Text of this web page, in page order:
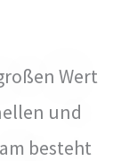
Wert
und
besteht